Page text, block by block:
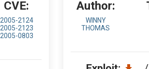
CVE:
2005-2124
2005-2123
2005-0803
Author:
WINNY
THOMAS